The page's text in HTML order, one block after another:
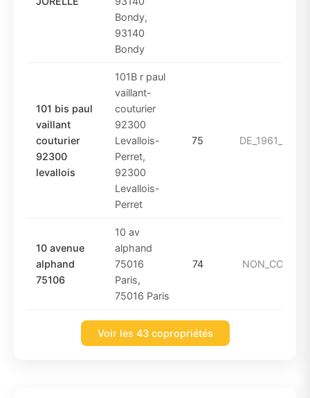
Bondy,
93140
Bondy
101 bis paul
vaillant
couturier
92300
levallois
101B r paul
vaillant-
couturier
92300
Levallois-
Perret,
92300
Levallois-
Perret
75
10 avenue
alphand
75106
10 av
alphand
75016
Paris,
75016 Paris
74
Voir les 43 copropriétés